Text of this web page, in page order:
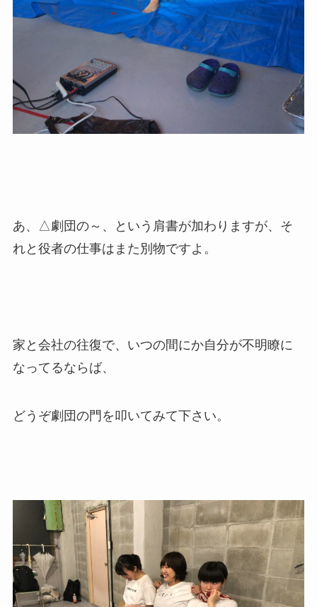
あ、△劇団の～、という肩書が加わりますが、そ
れと役者の仕事はまた別物ですよ。
家と会社の往復で、いつの間にか自分が不明瞭に
なってるならば、
どうぞ劇団の門を叩いてみて下さい。